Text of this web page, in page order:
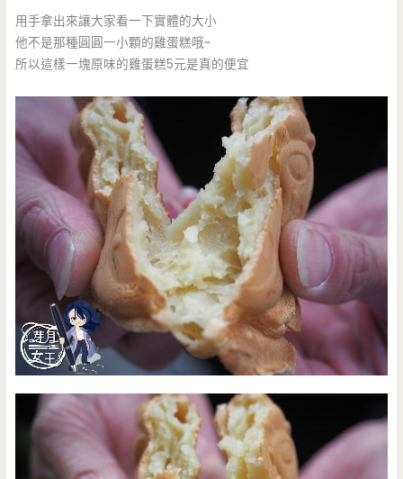
用手拿出來讓大家看一下實體的大小
他不是那種圓圓一小顆的雞蛋糕哦~
所以這樣一塊原味的雞蛋糕5元是真的便宜